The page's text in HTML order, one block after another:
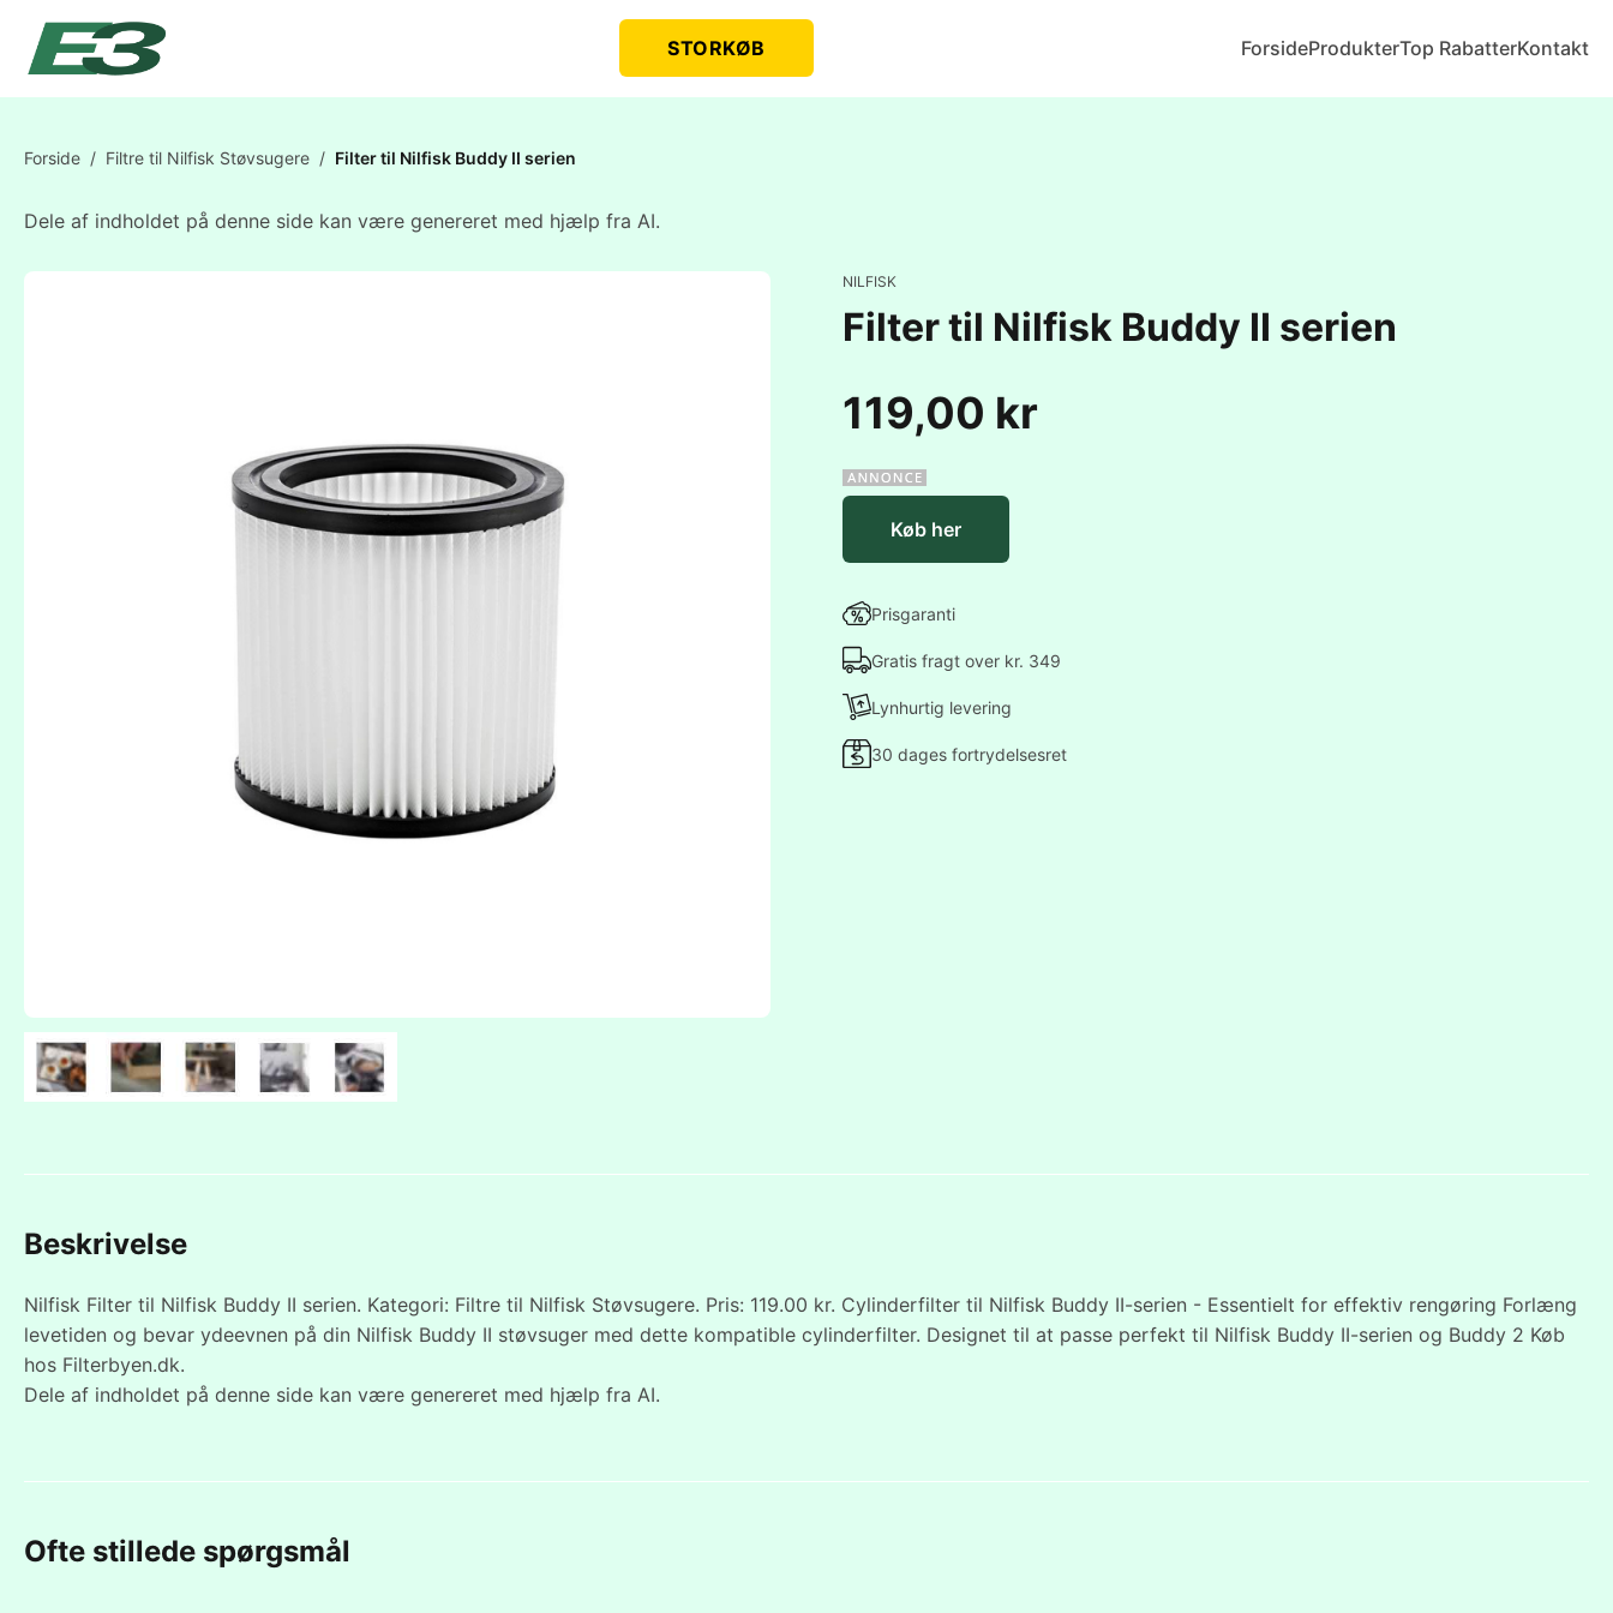
STORKØB ForsideProdukterTop RabatterKontakt
Forside / Filtre til Nilfisk Støvsugere / Filter til Nilfisk Buddy II serien
Dele af indholdet på denne side kan være genereret med hjælp fra AI.
NILFISK
Filter til Nilfisk Buddy II serien
119,00 kr
Køb her
Prisgaranti
Gratis fragt over kr. 349
Lynhurtig levering
30 dages fortrydelsesret
Beskrivelse
Nilfisk Filter til Nilfisk Buddy II serien. Kategori: Filtre til Nilfisk Støvsugere. Pris: 119.00 kr. Cylinderfilter til Nilfisk Buddy II-serien - Essentielt for effektiv rengøring Forlæng
levetiden og bevar ydeevnen på din Nilfisk Buddy II støvsuger med dette kompatible cylinderfilter. Designet til at passe perfekt til Nilfisk Buddy II-serien og Buddy 2 Køb
hos Filterbyen.dk.
Dele af indholdet på denne side kan være genereret med hjælp fra AI.
Ofte stillede spørgsmål